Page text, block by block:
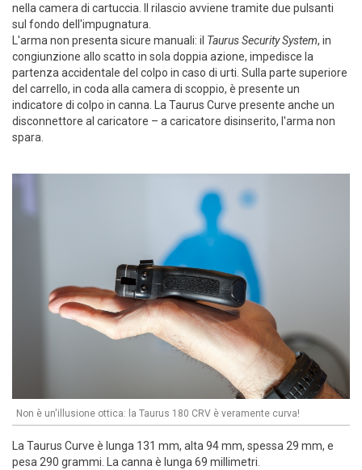
nella camera di cartuccia. Il rilascio avviene tramite due pulsanti
sul fondo dell'impugnatura.
L'arma non presenta sicure manuali: il Taurus Security System, in
congiunzione allo scatto in sola doppia azione, impedisce la
partenza accidentale del colpo in caso di urti. Sulla parte superiore
del carrello, in coda alla camera di scoppio, è presente un
indicatore di colpo in canna. La Taurus Curve presente anche un
disconnettore al caricatore – a caricatore disinserito, l'arma non
spara.
Non è un'illusione ottica: la Taurus 180 CRV è veramente curva!
La Taurus Curve è lunga 131 mm, alta 94 mm, spessa 29 mm, e
pesa 290 grammi. La canna è lunga 69 millimetri.